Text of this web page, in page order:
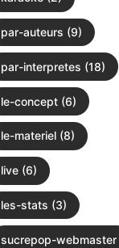
par-auteurs (9)
par-interpretes (18)
le-concept (6)
le-materiel (8)
live (6)
les-stats (3)
sucrepop-webmaster